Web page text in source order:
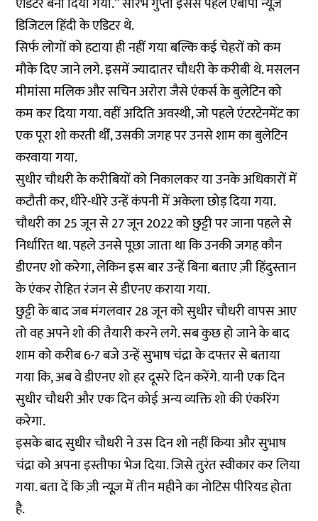
डिजिटल हिंदी के एडिटर थे.
सिर्फ लोगों को हटाया ही नहीं गया बल्कि कई चेहरों को कम
मौके दिए जाने लगे. इसमें ज्यादातर चौधरी के करीबी थे. मसलन
मीमांसा मलिक और सचिन अरोरा जैसे एंकर्स के बुलेटिन को
कम कर दिया गया. वहीं अदिति अवस्थी, जो पहले एंटरटेनमेंट का
एक पूरा शो करती थींं, उसकी जगह पर उनसे शाम का बुलेटिन
करवाया गया.
सुधीर चौधरी के करीबियों को निकालकर या उनके अधिकारों में
कटौती कर, धीरे-धीरे उन्हें कंपनी में अकेला छोड़ दिया गया.
चौधरी का 25 जून से 27 जून 2022 को छुट्टी पर जाना पहले से
निर्धारित था. पहले उनसे पूछा जाता था कि उनकी जगह कौन
डीएनए शो करेगा, लेकिन इस बार उन्हें बिना बताए ज़ी हिंदुस्तान
के एंकर रोहित रंजन से डीएनए कराया गया.
छुट्टी के बाद जब मंगलवार 28 जून को सुधीर चौधरी वापस आए
तो वह अपने शो की तैयारी करने लगे. सब कुछ हो जाने के बाद
शाम को करीब 6-7 बजे उन्हें सुभाष चंद्रा के दफ्तर से बताया
गया कि, अब वे डीएनए शो हर दूसरे दिन करेंगे. यानी एक दिन
सुधीर चौधरी और एक दिन कोई अन्य व्यक्ति शो की एंकरिंग
करेगा.
इसके बाद सुधीर चौधरी ने उस दिन शो नहीं किया और सुभाष
चंद्रा को अपना इस्तीफा भेज दिया. जिसे तुरंत स्वीकार कर लिया
गया. बता दें कि ज़ी न्यूज़ में तीन महीने का नोटिस पीरियड होता
है.